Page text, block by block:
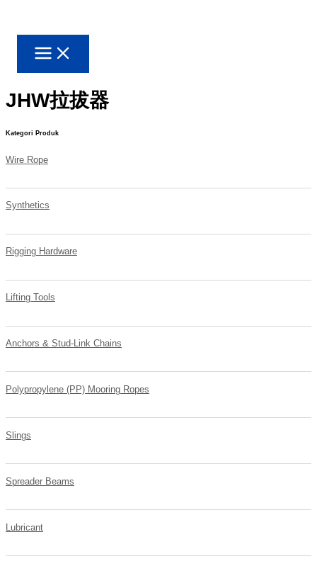
JHW拉拔器
Kategori Produk
Wire Rope
Synthetics
Rigging Hardware
Lifting Tools
Anchors & Stud-Link Chains
Polypropylene (PP) Mooring Ropes
Slings
Spreader Beams
Lubricant